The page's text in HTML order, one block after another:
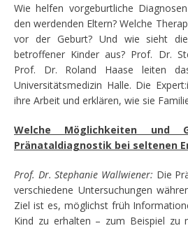
Wie helfen vorgeburtliche
den werdenden Eltern? Welche
vor der Geburt? Und wie sieht
betroffener Kinder aus? Prof. Dr.
Prof. Dr. Roland Haase leiten
Universitätsmedizin Halle. Die
ihre Arbeit und erklären, wie sie
Welche Möglichkeiten und
Pränataldiagnostik bei seltenen
Prof. Dr. Stephanie Wallwiener: Die
verschiedene Untersuchungen
Ziel ist es, möglichst früh
Kind zu erhalten – zum Beispiel zu